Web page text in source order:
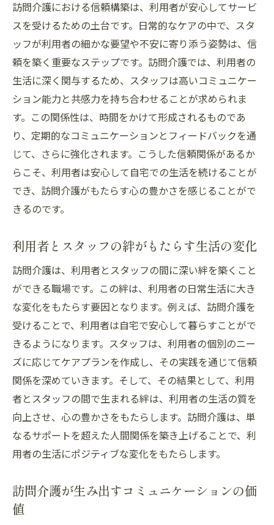
訪問介護における信頼構築は、利用者が安心してサービ
スを受けるための土台です。日常的なケアの中で、スタ
ッフが利用者の細かな要望や不安に寄り添う姿勢は、信
頼を築く重要なステップです。訪問介護では、利用者の
生活に深く関与するため、スタッフは高いコミュニケー
ション能力と共感力を持ち合わせることが求められま
す。この関係性は、時間をかけて形成されるものであ
り、定期的なコミュニケーションとフィードバックを通
じて、さらに強化されます。こうした信頼関係があるか
らこそ、利用者は安心して自宅での生活を続けることが
でき、訪問介護がもたらす心の豊かさを感じることがで
きるのです。
利用者とスタッフの絆がもたらす生活の変化
訪問介護は、利用者とスタッフの間に深い絆を築くこと
ができる職場です。この絆は、利用者の日常生活に大き
な変化をもたらす要因となります。例えば、訪問介護を
受けることで、利用者は自宅で安心して暮らすことがで
きるようになります。スタッフは、利用者の個別のニー
ズに応じてケアプランを作成し、その実践を通じて信頼
関係を深めていきます。そして、その結果として、利用
者とスタッフの間で生まれる絆は、利用者の生活の質を
向上させ、心の豊かさをもたらします。訪問介護は、単
なるサポートを超えた人間関係を築き上げることで、利
用者の生活にポジティブな変化をもたらします。
訪問介護が生み出すコミュニケーションの価
値